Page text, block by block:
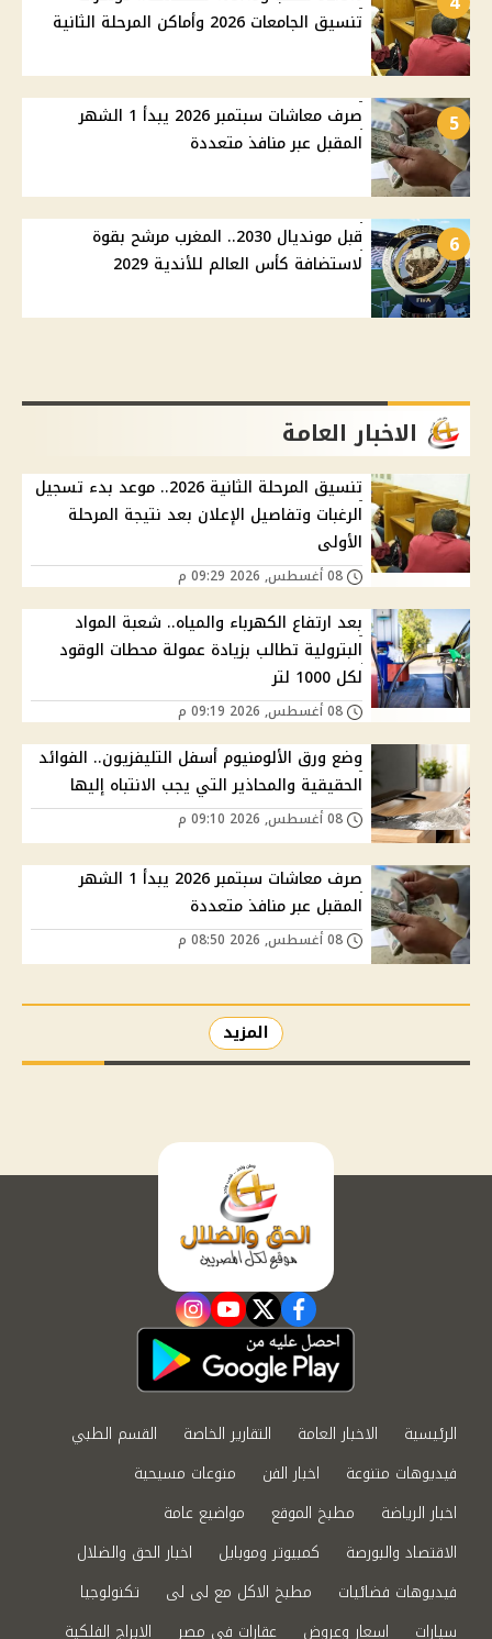
تنسيق الجامعات 2026 وأماكن المرحلة الثانية
5
صرف معاشات سبتمبر 2026 يبدأ 1 الشهر
المقبل عبر منافذ متعددة
6
قبل مونديال 2030.. المغرب مرشح بقوة
لاستضافة كأس العالم للأندية 2029
الاخبار العامة
تنسيق المرحلة الثانية 2026.. موعد بدء تسجيل
الرغبات وتفاصيل الإعلان بعد نتيجة المرحلة
الأولى
بعد ارتفاع الكهرباء والمياه.. شعبة المواد
البترولية تطالب بزيادة عمولة محطات الوقود
لكل 1000 لتر
وضع ورق الألومنيوم أسفل التليفزيون.. الفوائد
الحقيقية والمحاذير التي يجب الانتباه إليها
صرف معاشات سبتمبر 2026 يبدأ 1 الشهر
المقبل عبر منافذ متعددة
المزيد
facebook
twitter
youtube
instagram
الرئيسية الاخبار العامة التقارير الخاصة
القسم الطبي
فيديوهات متنوعة
اخبار الفن
منوعات مسيحية
اخبار الرياضة
مطبخ الموقع
مواضيع عامة
الاقتصاد والبورصة
كمبيوتر وموبايل
اخبار الحق والضلال
فيديوهات فضائيات
مطبخ الاكل مع لى لى
تكنولوجيا
سيارات
اسعار وعروض عقارات في مصر الابراج الفلكية